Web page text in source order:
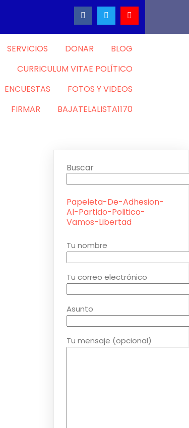
SERVICIOS DONAR
BLOG
CURRICULUM VITAE POLÍTICO
ENCUESTAS
FOTOS Y VIDEOS
FIRMAR
BAJATELALISTA1170
Buscar
Papeleta-De-Adhesion-
Al-Partido-Politico-
Vamos-Libertad
Tu nombre
Tu correo electrónico
Asunto
Tu mensaje (opcional)